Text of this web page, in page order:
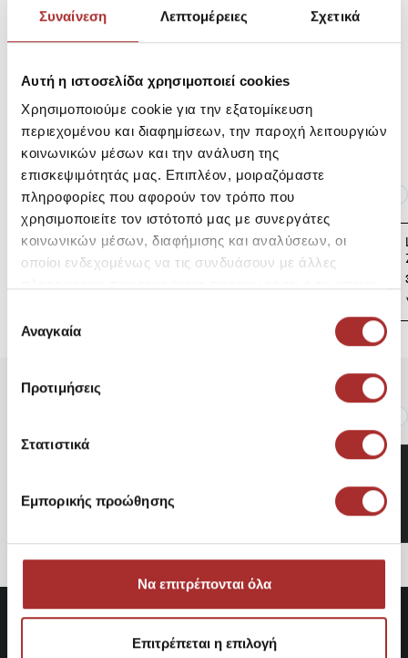
Συναίνεση Λεπτομέρειες Σχετικά
Αυτή η ιστοσελίδα χρησιμοποιεί cookies
Χρησιμοποιούμε cookie για την εξατομίκευση
περιεχομένου και διαφημίσεων, την παροχή λειτουργιών
κοινωνικών μέσων και την ανάλυση της
επισκεψιμότητάς μας. Επιπλέον, μοιραζόμαστε
πληροφορίες που αφορούν τον τρόπο που
χρησιμοποιείτε τον ιστότοπό μας με συνεργάτες
κοινωνικών μέσων, διαφήμισης και αναλύσεων, οι
οποίοι ενδεχομένως να τις συνδυάσουν με άλλες
των υπηρεσιών τους.
συγκατάθεσης
Αναγκαία
Προτιμήσεις
Στατιστικά
Εμπορικής προώθησης
Να επιτρέπονται όλα
Επιτρέπεται η επιλογή
Επιστροφές Προϊόντων
Ίδια κατηγορία Ίδιο Brand
LAPIN HOUSE Βρεφική
Ζακέτα Πλεκτή
74,95€